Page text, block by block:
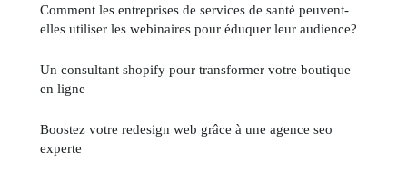
Comment les entreprises de services de santé peuvent-
elles utiliser les webinaires pour éduquer leur audience?
Un consultant shopify pour transformer votre boutique
en ligne
Boostez votre redesign web grâce à une agence seo
experte